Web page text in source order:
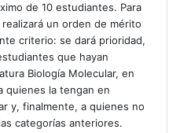
de 10 estudiantes. Para
un orden de mérito
criterio: se dará prioridad,
que hayan
Biología Molecular, en
quienes la tengan en
y, finalmente, a quienes no
categorías anteriores.